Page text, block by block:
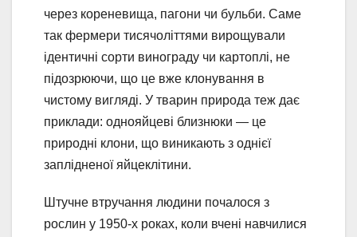
через кореневища, пагони чи бульби. Саме
так фермери тисячоліттями вирощували
ідентичні сорти винограду чи картоплі, не
підозрюючи, що це вже клонування в
чистому вигляді. У тварин природа теж дає
приклади: однояйцеві близнюки — це
природні клони, що виникають з однієї
заплідненої яйцеклітини.
Штучне втручання людини почалося з
рослин у 1950-х роках, коли вчені навчилися